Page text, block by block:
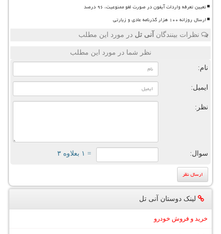
تعیین تعرفه واردات آیفون در صورت لغو ممنوعیت، ۹۶ درصد
ارسال روزانه ۱۰۰ هزار گذرنامه عادی و زیارتی
نظرات بینندگان آنی تل در مورد این مطلب
نظر شما در مورد این مطلب
نام:
ایمیل:
نظر:
سوال: = ۱ بعلاوه ۳
لینک دوستان آنی تل
خرید و فروش خودرو